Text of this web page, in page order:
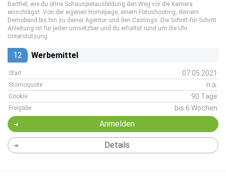
Barthel, wie du ohne Schauspielausbildung den Weg vor die Kamera
einschlägst. Von der eigenen Homepage, einem Fotoshooting, deinem
Demoband bis hin zu deiner Agentur und den Castings. Die Schritt-für-Schritt
Anleitung ist für jeden umsetzbar und du erhältst rund um die Uhr
Unterstützung.
12 Werbemittel
Start 07.05.2021
Stornoquote n.a.
Cookie 90 Tage
Freigabe bis 6 Wochen
Anmelden
Details